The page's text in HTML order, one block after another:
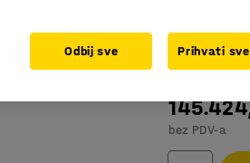
Boja vrata:
bez PDV-a
Odbij sve Prihvati